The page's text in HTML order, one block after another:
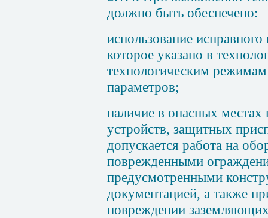
должно быть обеспечено:
использование
которое указано в
технологическим
параметров;
наличие в опасных местах
устройств, защитных
допускается работа на
поврежденными
предусмотренными
документацией, а также
повреждении